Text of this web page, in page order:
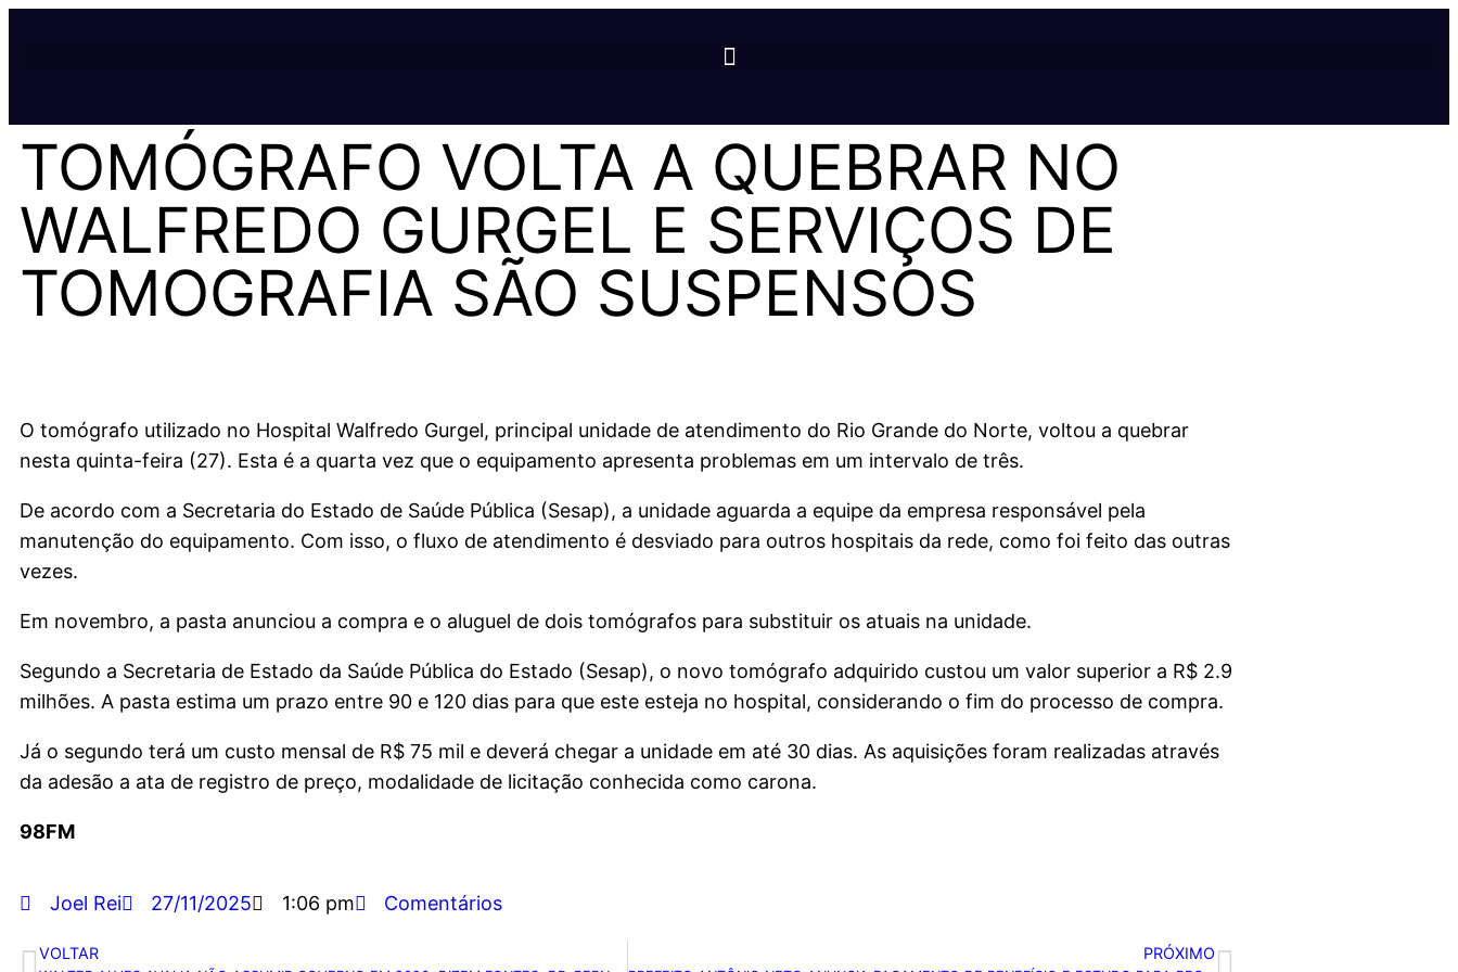
TOMÓGRAFO VOLTA A QUEBRAR NO
WALFREDO GURGEL E SERVIÇOS DE
TOMOGRAFIA SÃO SUSPENSOS
O tomógrafo utilizado no Hospital Walfredo Gurgel, principal unidade de atendimento do Rio Grande do Norte, voltou a quebrar
nesta quinta-feira (27). Esta é a quarta vez que o equipamento apresenta problemas em um intervalo de três.
De acordo com a Secretaria do Estado de Saúde Pública (Sesap), a unidade aguarda a equipe da empresa responsável pela
manutenção do equipamento. Com isso, o fluxo de atendimento é desviado para outros hospitais da rede, como foi feito das outras
vezes.
Em novembro, a pasta anunciou a compra e o aluguel de dois tomógrafos para substituir os atuais na unidade.
Segundo a Secretaria de Estado da Saúde Pública do Estado (Sesap), o novo tomógrafo adquirido custou um valor superior a R$ 2.9
milhões. A pasta estima um prazo entre 90 e 120 dias para que este esteja no hospital, considerando o fim do processo de compra.
Já o segundo terá um custo mensal de R$ 75 mil e deverá chegar a unidade em até 30 dias. As aquisições foram realizadas através
da adesão a ata de registro de preço, modalidade de licitação conhecida como carona.
98FM
Joel Rei 27/11/2025 1:06 pm Comentários
VOLTAR PRÓXIMO